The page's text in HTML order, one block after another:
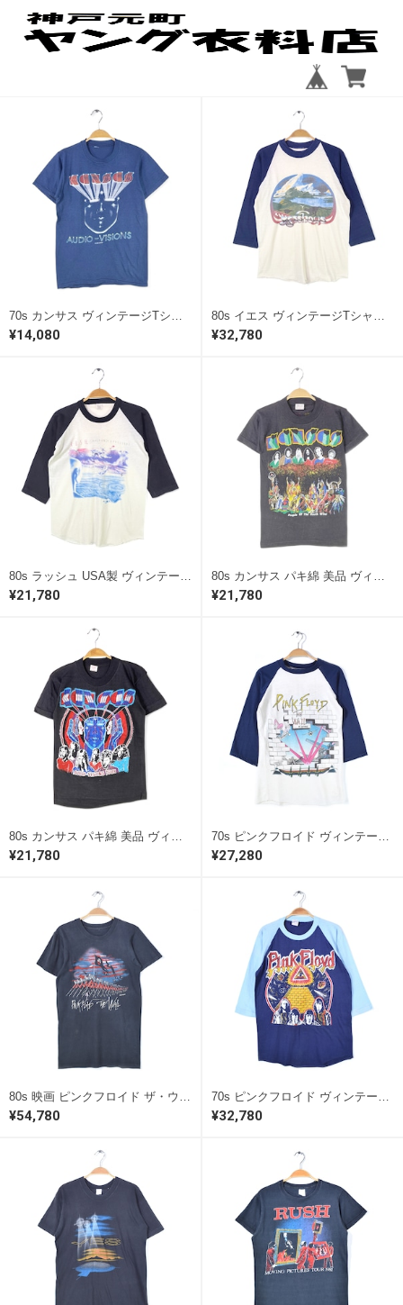
70s カンサス ヴィンテージTシャツ AUDIO VISIONS プログレ ネイビー ロックTシャツ サイズM相当 古着 @AAD1043
¥14,080
80s イエス ヴィンテージTシャツ イエスショウズ プログレシッブロックTシャツ YESSHOWS メンズM相当 古着 @AAD1034
¥32,780
80s ラッシュ USA製 ヴィンテージTシャツ グレースアンダープレッシャー ロックTシャツ RUSH GRACE UNDER PRESSURE メンズS相当 古着 @AAD1042
¥21,780
80s カンサス パキ綿 美品 ヴィンテージTシャツ ロックTシャツ KANSAS PEOPLE OF THE SOUTH WIND メンズS 古着 @AAD1046
¥21,780
80s カンサス パキ綿 美品 ヴィンテージTシャツ ロックTシャツ KANSAS AUDIO VISIONS メンズS 古着 @AAD1045
¥21,780
70s ピンクフロイド ヴィンテージTシャツ ロックT ツアーTシャツ PINK FLOYD メンズS相当 古着 @AAD1036
¥27,280
80s 映画 ピンクフロイド ザ・ウォール ヴィンテージロックシャツ バンドTシャツ プログレ PINK FLOYD THE WALL メンズM相当 古着 @AAD1053
¥54,780
70s ピンクフロイド ヴィンテージロックシャツ ネイビー ライトブルー プロビデンスの目 プログレ PINK FLOYD メンズL相当 古着 @AAD1039
¥32,780